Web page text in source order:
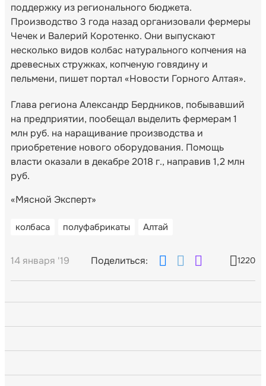
поддержку из регионального бюджета.
Производство 3 года назад организовали фермеры
Чечек и Валерий Коротенко. Они выпускают
несколько видов колбас натурального копчения на
древесных стружках, копченую говядину и
пельмени, пишет портал «Новости Горного Алтая».
Глава региона Александр Бердников, побывавший
на предприятии, пообещал выделить фермерам 1
млн руб. на наращивание производства и
приобретение нового оборудования. Помощь
власти оказали в декабре 2018 г., направив 1,2 млн
руб.
«Мясной Эксперт»
колбаса полуфабрикаты Алтай
14 января '19 Поделиться: 1220